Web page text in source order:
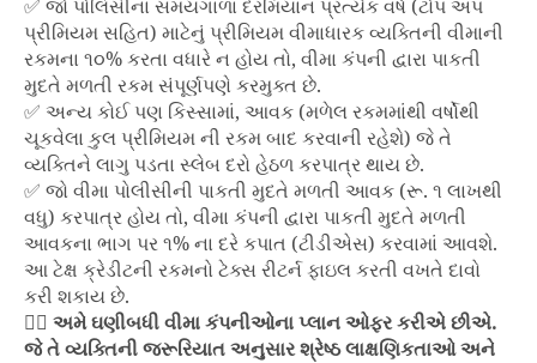
✅ જો પોલિસીના સમયગાળા દરમિયાન પ્રત્યેક વર્ષ (ટોપ અપ
પ્રીમિયમ સહિત) માટેનું પ્રીમિયમ વીમાધારક વ્યક્તિની વીમાની
રકમના ૧૦% કરતા વધારે ન હોય તો, વીમા કંપની દ્વારા પાકતી
મુદતે મળતી રકમ સંપૂર્ણપણે કરમુક્ત છે.
✅ અન્ય કોઈ પણ કિસ્સામાં, આવક (મળેલ રકમમાંથી વર્ષોથી
ચૂકવેલા કુલ પ્રીમિયમ ની રકમ બાદ કરવાની રહેશે) જે તે
વ્યક્તિને લાગુ પડતા સ્લેબ દરો હેઠળ કરપાત્ર થાય છે.
✅ જો વીમા પોલીસીની પાકતી મુદતે મળતી આવક (રૂ. ૧ લાખથી
વધુ) કરપાત્ર હોય તો, વીમા કંપની દ્વારા પાકતી મુદતે મળતી
આવકના ભાગ પર ૧% ના દરે કપાત (ટીડીએસ) કરવામાં આવશે.
આ ટેક્ષ ક્રેડીટની રકમનો ટેક્સ રીટર્ન ફાઇલ કરતી વખતે દાવો
કરી શકાય છે.
👉🏻 અમે ઘણીબધી વીમા કંપનીઓના પ્લાન ઓફર કરીએ છીએ.
જે તે વ્યક્તિની જરૂરિયાત અનુસાર શ્રેષ્ઠ લાક્ષણિકતાઓ અને